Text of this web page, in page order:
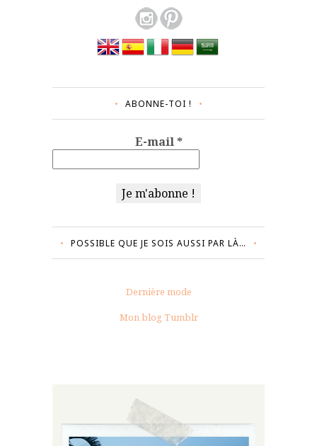
ABONNE-TOI !
E-mail*
POSSIBLE QUE JE SOIS AUSSI PAR LÀ…
Dernière mode
Mon blog Tumblr